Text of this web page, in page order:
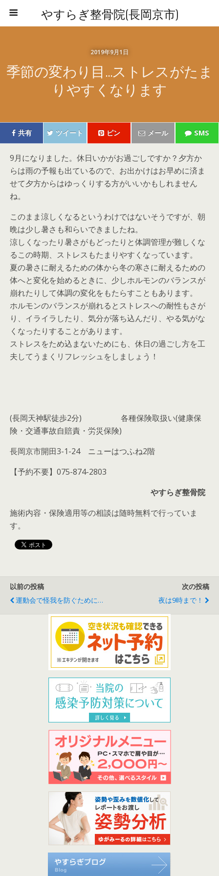
やすらぎ整骨院(長岡京市)
2019年9月1日
季節の変わり目…ストレスがたま
りやすくなります
共有 ツイート ピン メール SMS
9月になりました。休日いかがお過ごしですか？夕方か
らは雨の予報も出ているので、お出かけはお早めに済ま
せて夕方からはゆっくりする方がいいかもしれません
ね。
このまま涼しくなるというわけではないそうですが、朝
晩は少し暑さも和らいできましたね。
涼しくなったり暑さがもどったりと体調管理が難しくな
るこの時期、ストレスもたまりやすくなっています。
夏の暑さに耐えるための体から冬の寒さに耐えるための
体へと変化を始めるときに、少しホルモンのバランスが
崩れたりして体調の変化をもたらすこともあります。
ホルモンのバランスが崩れるとストレスへの耐性もさが
り、イライラしたり、気分が落ち込んだり、やる気がな
くなったりすることがあります。
ストレスをため込まないためにも、休日の過ごし方を工
夫してうまくリフレッシュをしましょう！
(長岡天神駅徒歩2分)
各種保険取扱い(健康保
険・交通事故自賠責・労災保険)
長岡京市開田3-1-24 ニューはつふね2階
【予約不要】075-874-2803
やすらぎ整骨院
施術内容・保険適用等の相談は随時無料で行っていま
す。
以前の投稿
運動会で怪我を防ぐために…
次の投稿
夜は9時まで！